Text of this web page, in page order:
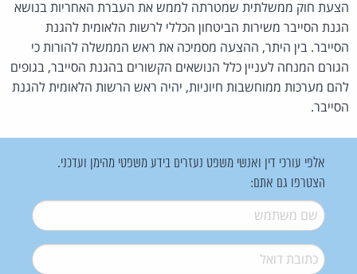
הצעת חוק ממשלתית שמטרתה לממש את העברת האחריות בנושא
הגנת הסייבר משירות הביטחון הכללי לרשות הלאומית להגנת
הסייבר. בין היתר, ההצעה מסמיכה את ראש הממשלה להורות כי
הגורם המנחה לעניין כלל הנושאים הקשורים בהגנת הסייבר, בגופים
להם מערכות ממוחשבות חיוניות, יהיה ראש הרשות הלאומית להגנת
הסייבר.
אלפי עורכי דין ואנשי משפט נעזרים בידע משפטי מהימן ועדכני.
הצטרפו גם אתם:
שם משתמש*
דואל*